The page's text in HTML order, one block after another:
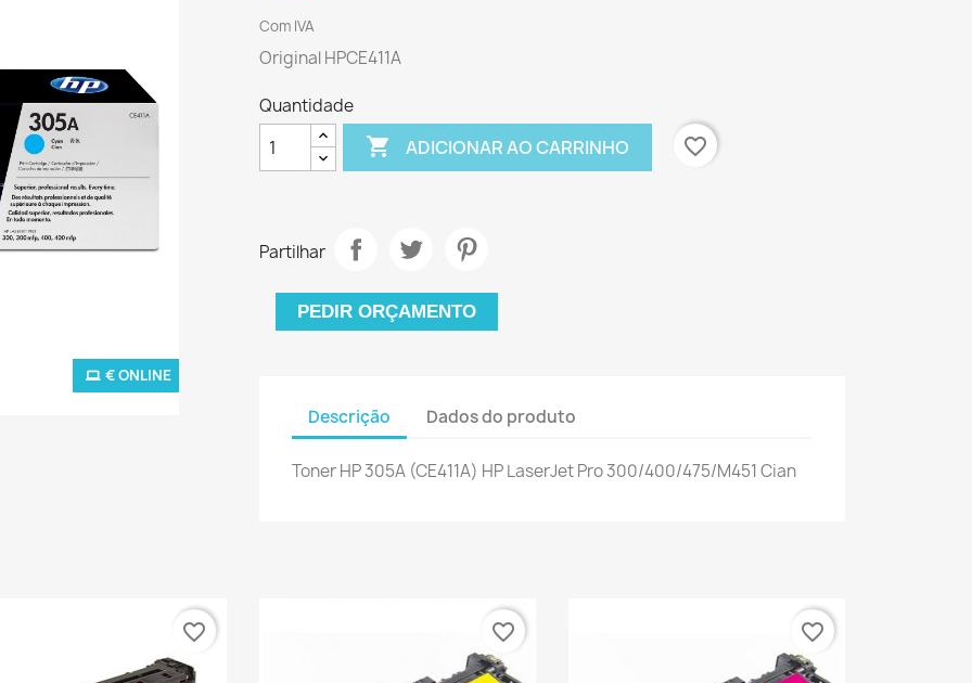
€ ONLINE
Com IVA
Original HPCE411A
Quantidade
 ADICIONAR AO CARRINHO favorite_border
Partilhar
PEDIR ORÇAMENTO
Descrição Dados do produto
Toner HP 305A (CE411A) HP LaserJet Pro 300/400/475/M451 Cian
favorite_border favorite_border favorite_border